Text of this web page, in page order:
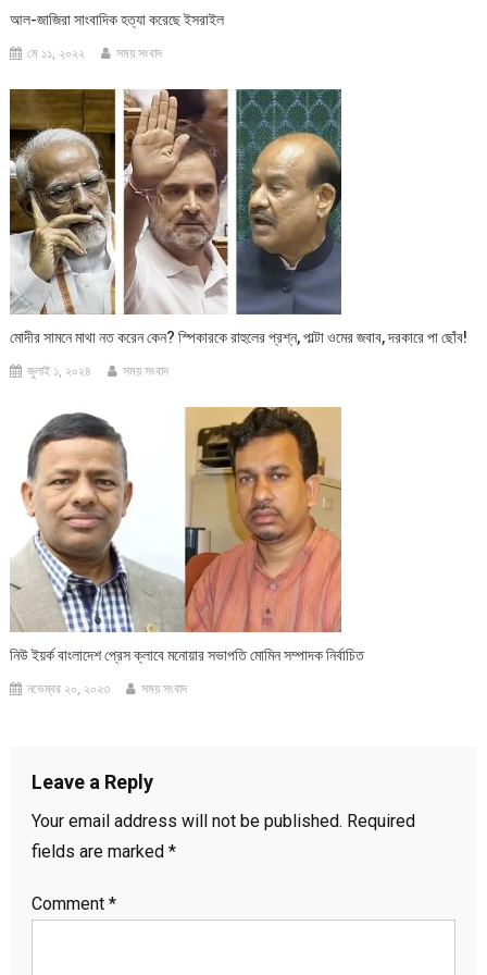
আল-জাজিরা সাংবাদিক হত্যা করেছে ইসরাইল
মে ১১, ২০২২ সময় সংবাদ
মোদীর সামনে মাথা নত করেন কেন? স্পিকারকে রাহুলের প্রশ্ন, পাল্টা ওমের জবাব, দরকারে পা ছোঁব!
জুলাই ১, ২০২৪ সময় সংবাদ
নিউ ইয়র্ক বাংলাদেশ প্রেস ক্লাবে মনোয়ার সভাপতি মোমিন সম্পাদক নির্বাচিত
নভেম্বর ২০, ২০২৩ সময় সংবাদ
Leave a Reply
Your email address will not be published. Required
fields are marked *
Comment *